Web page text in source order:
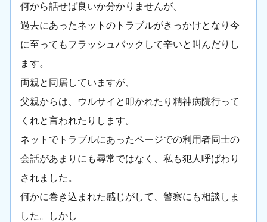
何から話せば良いか分かりませんが、
過去にあったネットのトラブルがきっかけとなり今
に至ってもフラッシュバックして辛いと叫んだりし
ます。
両親と同居していますが、
父親からは、ウルサイと叩かれたり精神病院行って
くれと言われたりします。
ネットでトラブルにあったページでの利用者同士の
会話があまりにも尋常ではなく、私も犯人呼ばわり
されました。
何かに巻き込まれた感じがして、警察にも相談しま
した。しかし